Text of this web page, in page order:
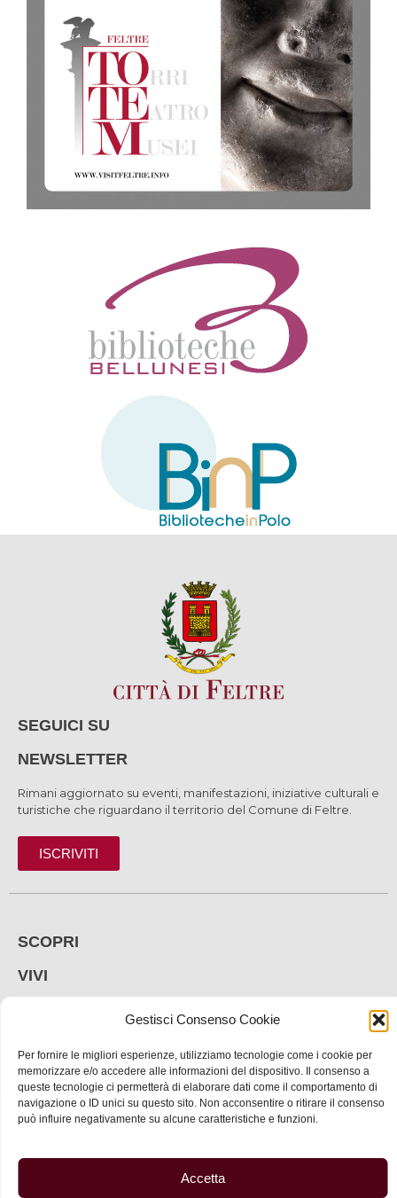
Gestisci Consenso Cookie
Per fornire le migliori esperienze, utilizziamo tecnologie come i cookie per
memorizzare e/o accedere alle informazioni del dispositivo. Il consenso a
queste tecnologie ci permetterà di elaborare dati come il comportamento di
navigazione o ID unici su questo sito. Non acconsentire o ritirare il consenso
può influire negativamente su alcune caratteristiche e funzioni.
Accetta
SEGUICI SU
NEWSLETTER
Rimani aggiornato su eventi, manifestazioni, iniziative culturali e
turistiche che riguardano il territorio del Comune di Feltre.
ISCRIVITI
SCOPRI
VIVI
© 2025 Assessorato al Turismo della Città di Feltre
Privacy–Informativa cookie–Dichiarazione di
accessibilità